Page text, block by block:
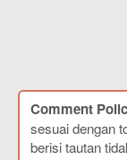
Comment
sesuai dengan
berisi tautan